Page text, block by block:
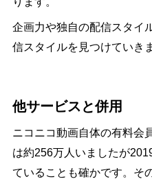
企画力や独自の配信スタイ
信スタイルを見つけていき
他サービスと併用
ニコニコ動画自体の有料会
は約256万人いましたが
ていることも確かです。そ